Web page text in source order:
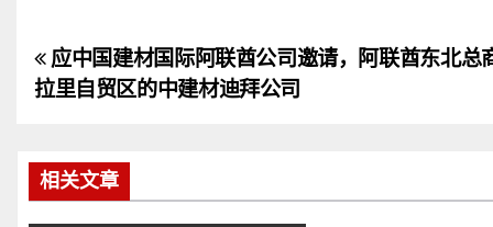
文
章
导
航
应中国建材国际阿联酋公司邀请，阿联酋东北
拉里自贸区的中建材迪拜公司
相关文章